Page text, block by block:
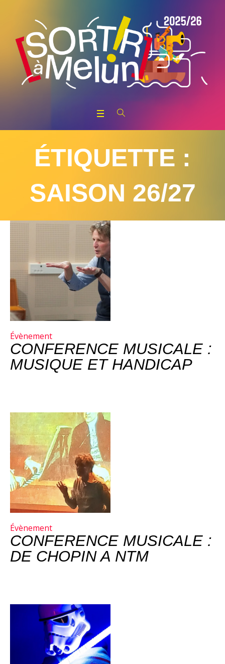
ÉTIQUETTE :
SAISON 26/27
Évènement
CONFERENCE MUSICALE :
MUSIQUE ET HANDICAP
Évènement
CONFERENCE MUSICALE :
DE CHOPIN A NTM